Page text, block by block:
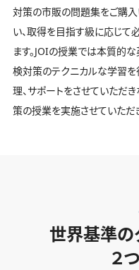
対策の市販の問題集をご購
い、取得を目指す級に応じて
ます。JOIの授業では本質的
検対策のテクニカルな学習を
理、サポートをさせていただ
策の授業を実施させていただ
世界基準
２